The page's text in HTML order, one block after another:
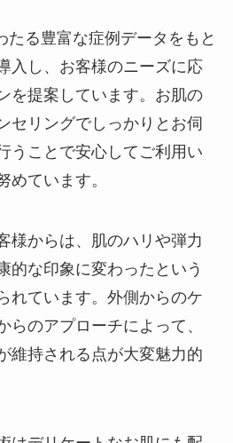
たる豊富な症例データをもと
入し、お客様のニーズに応
を提案しています。お肌の
セリングでしっかりとお伺
うことで安心してご利用い
めています。
様からは、肌のハリや弾力
的な印象に変わったという
れています。外側からのケ
らのアプローチによって、
維持される点が大変魅力的